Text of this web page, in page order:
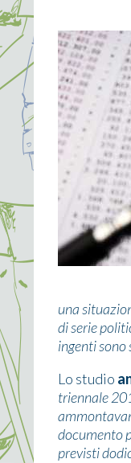
una
di serie
ingenti sono
Lo studio
triennale
documento
previsti